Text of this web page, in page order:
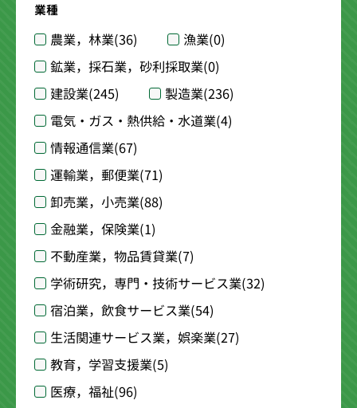
業種
農業，林業(36) 漁業(0)
鉱業，採石業，砂利採取業(0)
建設業(245) 製造業(236)
電気・ガス・熱供給・水道業(4)
情報通信業(67)
運輸業，郵便業(71)
卸売業，小売業(88)
金融業，保険業(1)
不動産業，物品賃貸業(7)
学術研究，専門・技術サービス業(32)
宿泊業，飲食サービス業(54)
生活関連サービス業，娯楽業(27)
教育，学習支援業(5)
医療，福祉(96)